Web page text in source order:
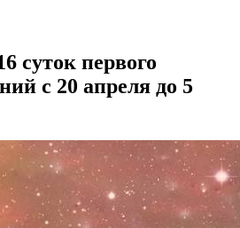
суток первого
с 20 апреля до 5